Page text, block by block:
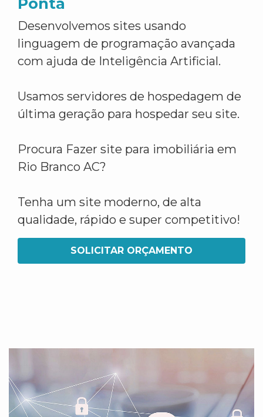
Desenvolvemos sites usando
linguagem de programação avançada
com ajuda de Inteligência Artificial.
Usamos servidores de hospedagem de
última geração para hospedar seu site.
Procura Fazer site para imobiliária em
Rio Branco AC?
Tenha um site moderno, de alta
qualidade, rápido e super competitivo!
SOLICITAR ORÇAMENTO